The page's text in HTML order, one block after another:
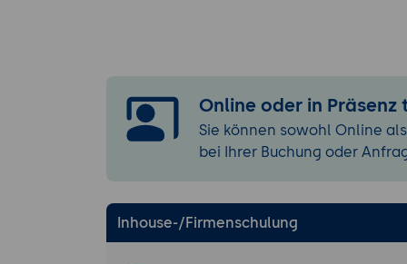
Risiken
Business
Iterativ
Agile KPIs
Toolchain für
Vergleich:
Online oder in Präsenz
Sie können sowohl Online
bei Ihrer Buchung oder
Inhouse-/Firmenschulung